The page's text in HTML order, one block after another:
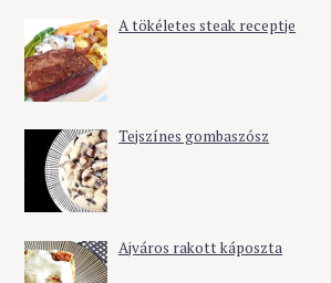
A tökéletes steak receptje
Tejszínes gombaszósz
Ajváros rakott káposzta